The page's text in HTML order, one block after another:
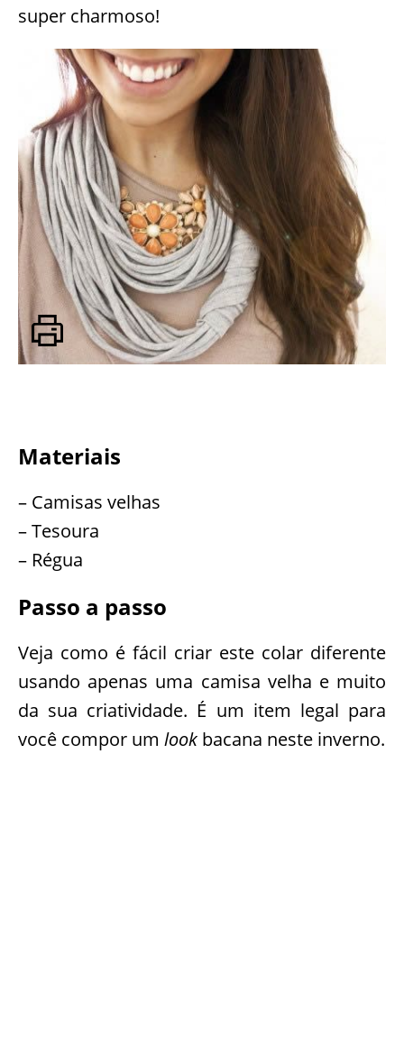
super charmoso!
Materiais
– Camisas velhas
– Tesoura
– Régua
Passo a passo
Veja como é fácil criar este colar diferente
usando apenas uma camisa velha e muito
da sua criatividade. É um item legal para
você compor um look bacana neste inverno.